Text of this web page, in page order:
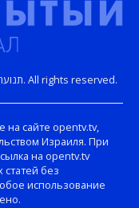
Copyright © Открытый телеканал. תנועת הערבות. All rights reserved.
на сайте opentv.tv,
Израиля. При
на opentv.tv
без
использование